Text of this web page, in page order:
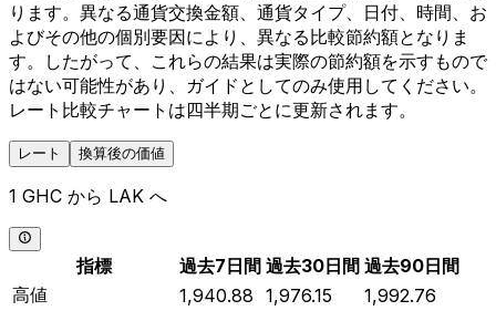
ります。異なる通貨交換金額、通貨タイプ、日付、時間、お
よびその他の個別要因により、異なる比較節約額となりま
す。したがって、これらの結果は実際の節約額を示すもので
はない可能性があり、ガイドとしてのみ使用してください。
レート比較チャートは四半期ごとに更新されます。
レート 換算後の価値
1 GHC から LAK へ
指標 過去7日間 過去30日間 過去90日間
高値
1,940.88 1,976.15
1,992.76